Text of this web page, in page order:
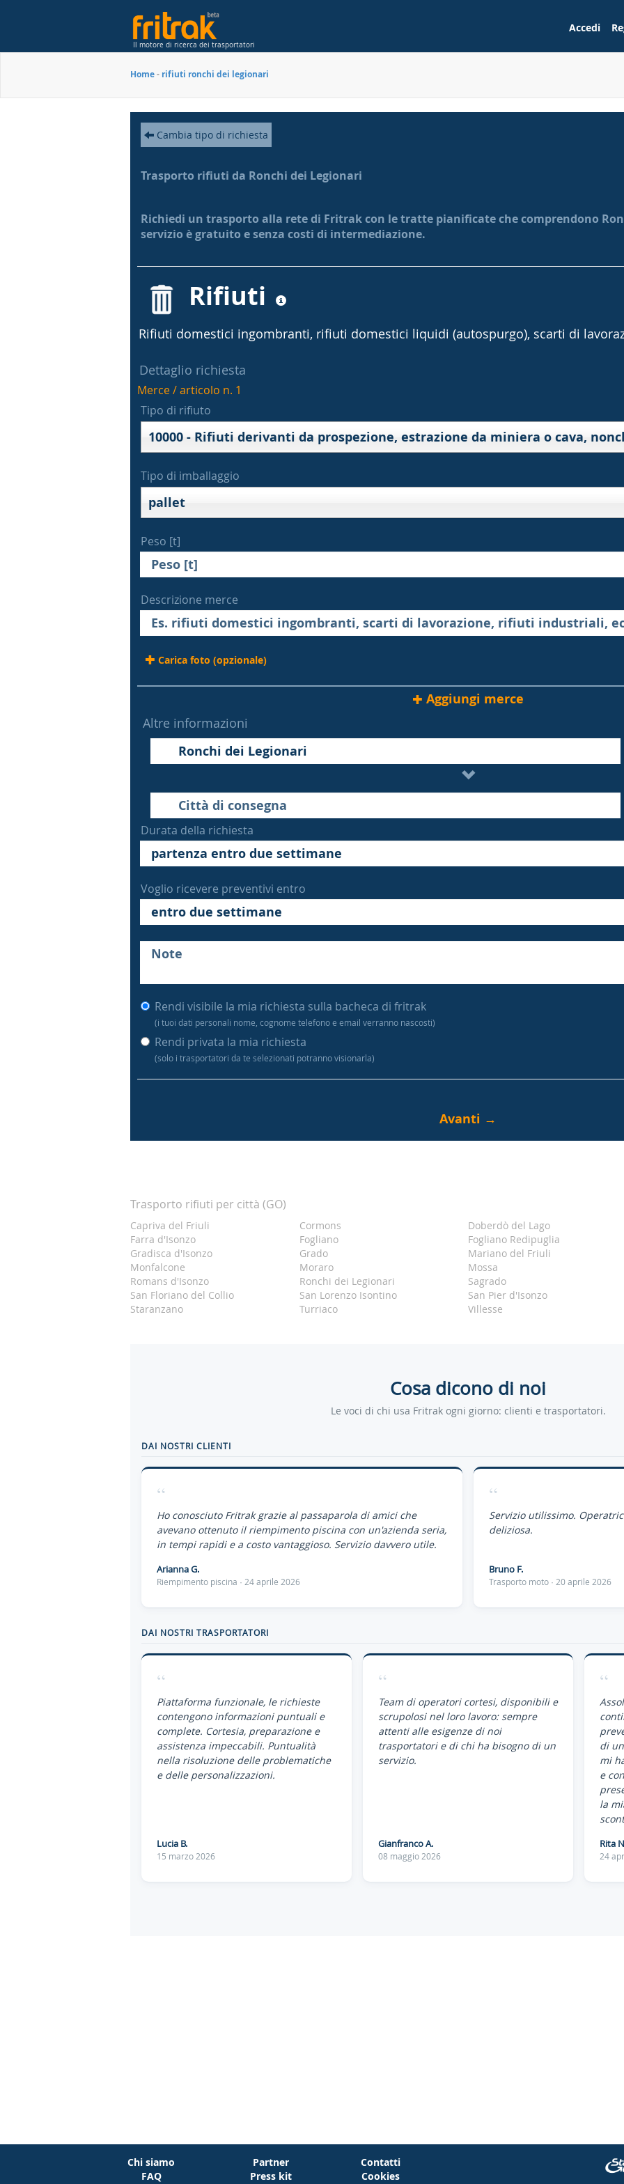
Il motore di ricerca dei trasportatori
Accedi
Home- rifiuti ronchi dei legionari
Cambia tipo di richiesta
Trasporto rifiuti da Ronchi dei Legionari
Richiedi un trasporto alla rete di Fritrak con le tratte pianificate che comprendono
servizio è gratuito e senza costi di intermediazione.
Rifiuti
Rifiuti domestici ingombranti, rifiuti domestici liquidi (autospurgo), scarti di
Dettaglio richiesta
Merce / articolo n. 1
Tipo di rifiuto
Tipo di imballaggio
pallet
Peso [t]
Descrizione merce
Carica foto (opzionale)
Aggiungi merce
Altre informazioni
Durata della richiesta
Voglio ricevere preventivi entro
Rendi visibile la mia richiesta sulla bacheca di fritrak
(i tuoi dati personali nome, cognome telefono e email verranno nascosti)
Rendi privata la mia richiesta
(solo i trasportatori da te selezionati potranno visionarla)
Trasporto rifiuti per città (GO)
Capriva del Friuli Cormons Doberdò del Lago
Farra d'Isonzo
Fogliano Fogliano Redipuglia
Gradisca d'Isonzo
Grado Mariano del Friuli
Monfalcone
Moraro Mossa
Romans d'Isonzo
Ronchi dei Legionari Sagrado
San Floriano del Collio
San Lorenzo Isontino San Pier d'Isonzo
Staranzano
Turriaco Villesse
Cosa dicono di noi
Le voci di chi usa Fritrak ogni giorno: clienti e trasportatori.
DAI NOSTRI CLIENTI
“
Ho conosciuto Fritrak grazie al passaparola di amici che
avevano ottenuto il riempimento piscina con un'azienda seria,
in tempi rapidi e a costo vantaggioso. Servizio davvero utile.
Arianna G.
Riempimento piscina · 24 aprile 2026
“
Servizio utilissimo.
deliziosa.
Bruno F.
Trasporto moto · 20 aprile 2026
DAI NOSTRI TRASPORTATORI
“
Piattaforma funzionale, le richieste
contengono informazioni puntuali e
complete. Cortesia, preparazione e
assistenza impeccabili. Puntualità
nella risoluzione delle problematiche
e delle personalizzazioni.
Lucia B.
15 marzo 2026
“
Team di operatori cortesi, disponibili e
scrupolosi nel loro lavoro: sempre
attenti alle esigenze di noi
trasportatori e di chi ha bisogno di un
servizio.
Gianfranco A.
08 maggio 2026
“
di
mi
e
la
Rita
24
Chi siamo
FAQ
Partner
Press kit
Contatti
Cookies